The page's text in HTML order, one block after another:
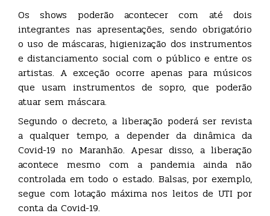
Os shows poderão acontecer com até dois
integrantes nas apresentações, sendo obrigatório
o uso de máscaras, higienização dos instrumentos
e distanciamento social com o público e entre os
artistas. A exceção ocorre apenas para músicos
que usam instrumentos de sopro, que poderão
atuar sem máscara.
Segundo o decreto, a liberação poderá ser revista
a qualquer tempo, a depender da dinâmica da
Covid-19 no Maranhão. Apesar disso, a liberação
acontece mesmo com a pandemia ainda não
controlada em todo o estado. Balsas, por exemplo,
segue com lotação máxima nos leitos de UTI por
conta da Covid-19.